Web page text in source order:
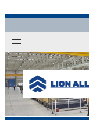
텐
츠
로
건
너